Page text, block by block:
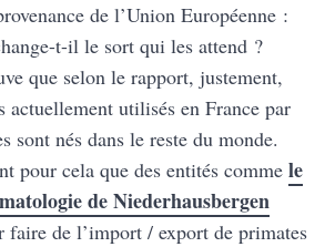
de l’Union Européenne :
t-il le sort qui les attend ?
que selon le rapport, justement,
actuellement utilisés en France par
sont nés dans le reste du monde.
pour cela que des entités comme le
de Niederhausbergen
faire de l’import / export de primates